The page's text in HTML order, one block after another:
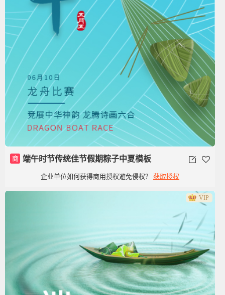
商 端午时节传统佳节假期粽子中夏模板
企业单位如何获得商用授权避免侵权？ 获取授权
VIP